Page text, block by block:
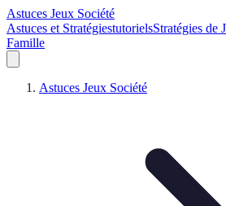
Astuces Jeux Société
Astuces et StratégiestutorielsStratégies de
Famille
Astuces Jeux Société